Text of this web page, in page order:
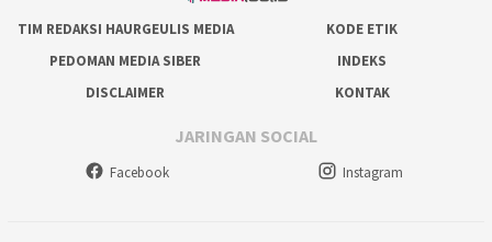
TIM REDAKSI HAURGEULIS MEDIA
KODE ETIK
PEDOMAN MEDIA SIBER
INDEKS
DISCLAIMER
KONTAK
JARINGAN SOCIAL
Facebook Instagram